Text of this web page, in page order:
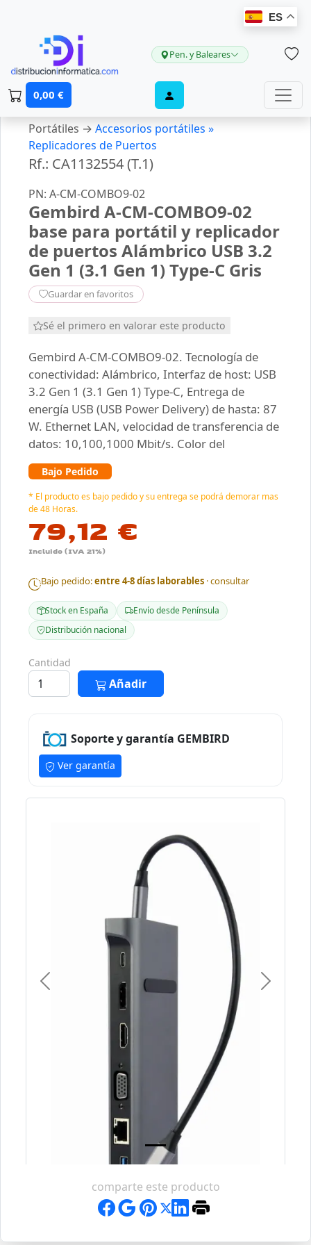
ES
Pen. y Baleares
0,00 €
Portátiles → Accesorios portátiles »
Replicadores de Puertos
Rf.: CA1132554 (T.1)
PN: A-CM-COMBO9-02
Gembird A-CM-COMBO9-02
base para portátil y replicador
de puertos Alámbrico USB 3.2
Gen 1 (3.1 Gen 1) Type-C Gris
Guardar en favoritos
Sé el primero en valorar este producto
Gembird A-CM-COMBO9-02. Tecnología de
conectividad: Alámbrico, Interfaz de host: USB
3.2 Gen 1 (3.1 Gen 1) Type-C, Entrega de
energía USB (USB Power Delivery) de hasta: 87
W. Ethernet LAN, velocidad de transferencia de
datos: 10,100,1000 Mbit/s. Color del
Bajo Pedido
* El producto es bajo pedido y su entrega se podrá demorar mas
de 48 Horas.
79,12 €
Incluido (IVA 21%)
Bajo pedido:entre 4-8 días laborables · consultar
Stock en España
Envío desde Península
Distribución nacional
Cantidad
Añadir
Soporte y garantía GEMBIRD
Ver garantía
Previous Next
comparte este producto